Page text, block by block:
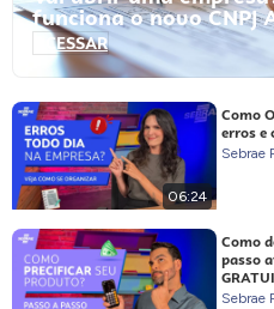
funciona o novo CNPJ
ACESSAR
06:24
Como
erros e
Sebrae
Como
passo
Sebrae